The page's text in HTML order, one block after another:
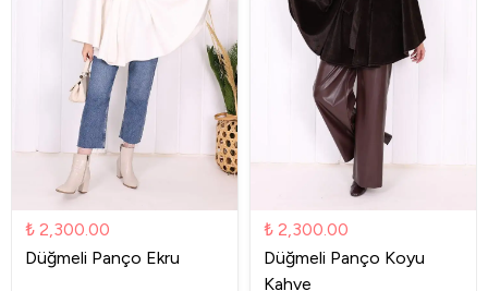
₺ 2,300.00
Düğmeli Panço Ekru
₺ 2,300.00
Düğmeli Panço Koyu
Kahve